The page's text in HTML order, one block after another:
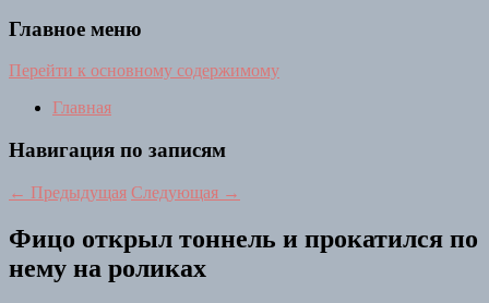
Главное меню
Перейти к основному содержимому
Главная
Навигация по записям
← Предыдущая Следующая →
Фицо открыл тоннель и прокатился по
нему на роликах